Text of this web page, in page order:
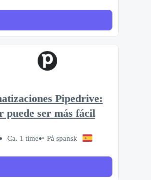
Pipedrive:
puede ser más fácil
Ca. 1 time På spansk